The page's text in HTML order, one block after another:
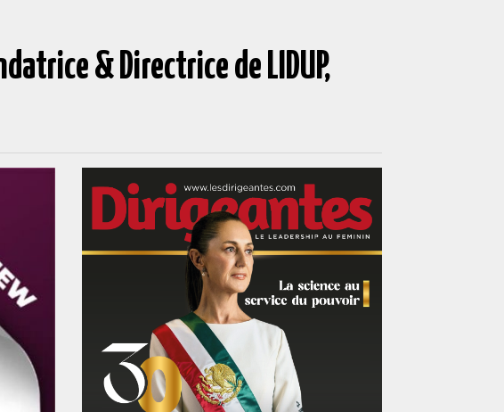
& Directrice de LIDUP,